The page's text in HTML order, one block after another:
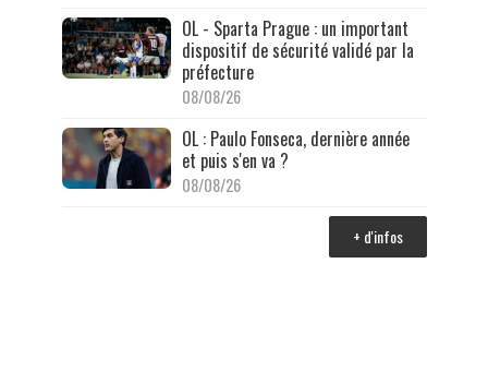
OL - Sparta Prague : un important
dispositif de sécurité validé par la
préfecture
08/08/26
OL : Paulo Fonseca, dernière année
et puis s'en va ?
08/08/26
+ d'infos